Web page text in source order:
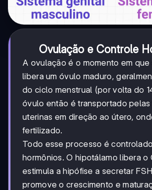
Ovulação e Controle
A ovulação é o momento em que
libera um óvulo maduro,
do ciclo menstrual (por volta do
óvulo então é transportado pelas
uterinas em direção ao útero,
fertilizado.
Todo esse processo é
hormônios. O hipotálamo libera o
estimula a hipófise a secretar
promove o crescimento e